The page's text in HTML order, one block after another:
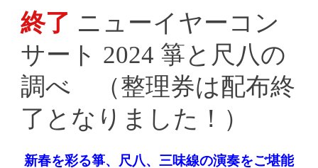
content
終了 ニューイヤーコン
サート 2024 箏と尺八の
調べ （整理券は配布終
了となりました！）
新春を彩る箏、尺八、三味線の演奏をご堪能